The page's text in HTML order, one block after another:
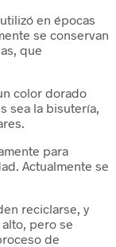
en épocas
se conservan
que
color dorado
sea la bisutería,
para
Actualmente se
reciclarse, y
pero se
de